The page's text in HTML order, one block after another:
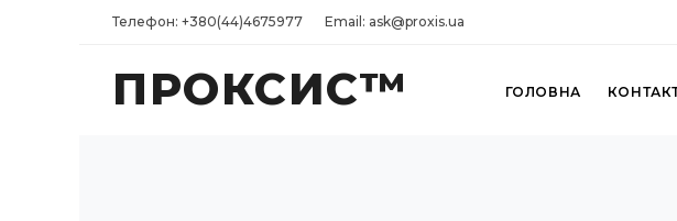
Телефон: +380(44)4675977 Email: ask@proxis.ua
ПРОКСИС™ ГОЛОВНА